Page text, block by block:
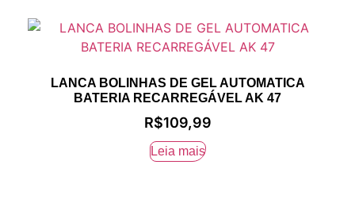
LANCA BOLINHAS DE GEL AUTOMATICA
BATERIA RECARREGÁVEL AK 47
R$109,99
Leia mais